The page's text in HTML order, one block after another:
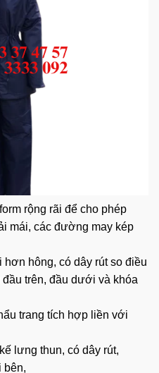
rộng rãi để cho phép
mái, các đường may kép
hông, có dây rút so điều
trên, đầu dưới và khóa
trang tích hợp liền với
lưng thun, có dây rút,
bên,